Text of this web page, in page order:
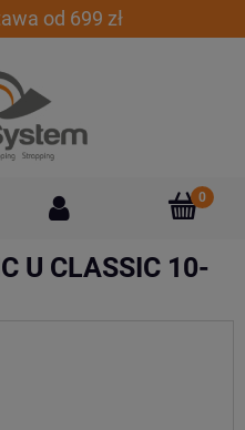
od 699 zł
U CLASSIC 10-